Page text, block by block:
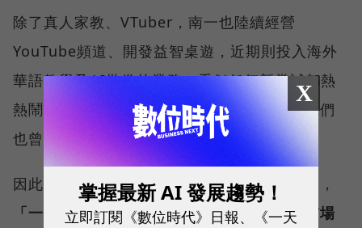
除了真人家教、VTuber，南一也陸續經營
YouTube頻道、開發益智桌遊，近期則投入海外
華語教學及AI批卷的業務，看似任何新嘗試都熱
熱鬧鬧，蘇偉銓坦言失敗機率其實很高，「我們
也曾經要做很多很偉大的事情都失敗了。」
因此，蘇偉銓要求任何提案都要評估成本預算，
「一定要讓我看得到市場，不是你想的，是市場
X
掌握最新 AI 發展趨勢！
立即訂閱《數位時代》日報、《一天